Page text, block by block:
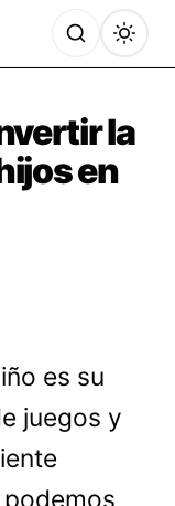
la
en
es su
juegos y